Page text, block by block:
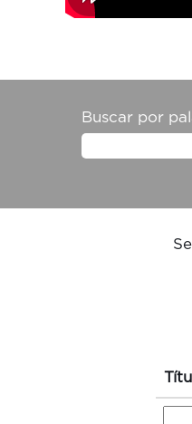
Buscar por